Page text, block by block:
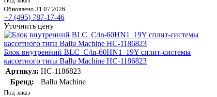
Обновлено 31.07.2026
+7 (495) 787-17-46
Уточнить цену
Блок внутренний BLC_C/in-60HN1_19Y сплит-системы
кассетного типа Ballu Machine НС-1186823
Артикул: НС-1186823
Бренд:
Ballu Machine
Под заказ